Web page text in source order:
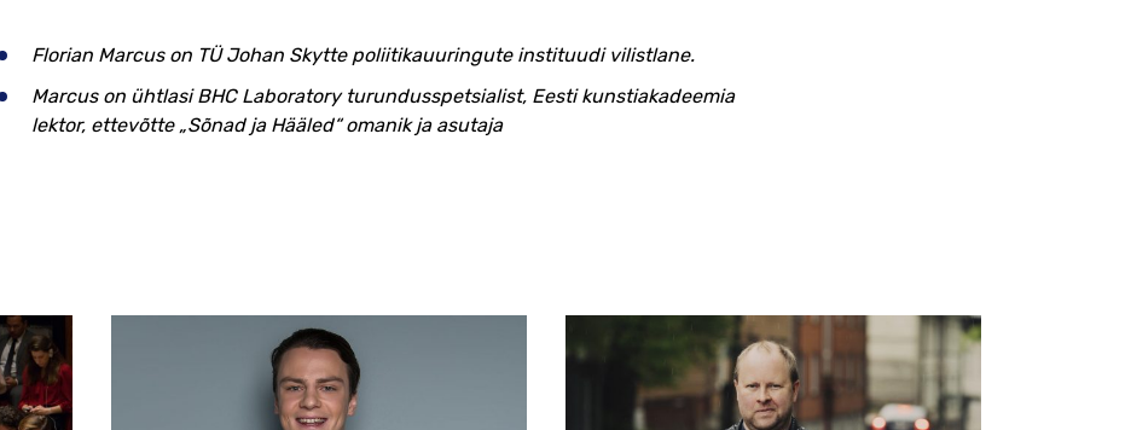
Florian Marcus on TÜ Johan Skytte poliitikauuringute instituudi vilistlane.
Marcus on ühtlasi BHC Laboratory turundusspetsialist, Eesti kunstiakadeemia
lektor, ettevõtte „Sõnad ja Hääled“ omanik ja asutaja